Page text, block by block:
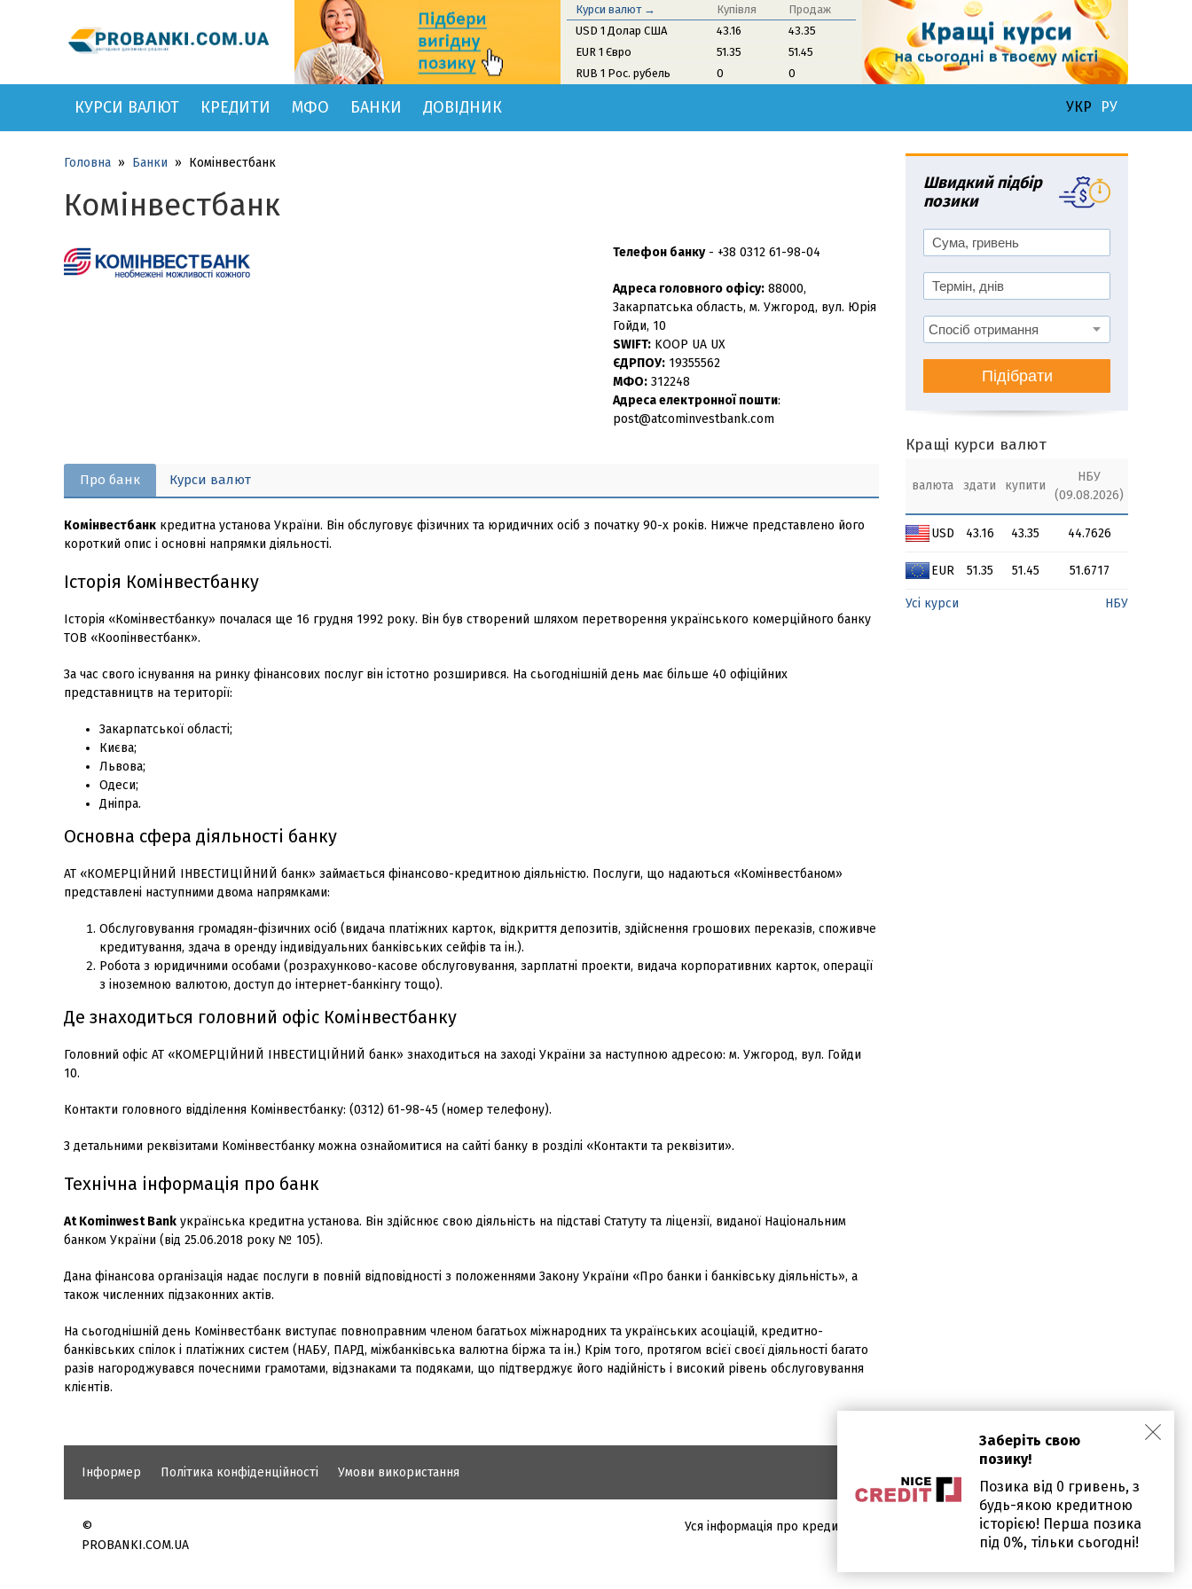
Курси валют → Купівля
Продаж
USD 1 Долар США
43.16
43.35
EUR 1 Євро
51.35
51.45
RUB 1 Рос. рубель
0 0
КУРСИ ВАЛЮТ КРЕДИТИ МФО БАНКИ ДОВІДНИК УКР РУ
Головна » Банки » Комінвестбанк
Комінвестбанк
Телефон банку- +38 0312 61-98-04
Адреса головного офісу: 88000,
Закарпатська область, м. Ужгород, вул. Юрія
Гойди, 10
SWIFT: KOOP UA UX
ЄДРПОУ: 19355562
МФО: 312248
Адреса електронної пошти:
post@atcominvestbank.com
Про банк Курси валют
Комінвестбанк кредитна установа України. Він обслуговує фізичних та юридичних осіб з початку 90-х років. Нижче представлено його
короткий опис і основні напрямки діяльності.
Історія Комінвестбанку
Історія «Комінвестбанку» почалася ще 16 грудня 1992 року. Він був створений шляхом перетворення українського комерційного банку
ТОВ «Коопінвестбанк».
За час свого існування на ринку фінансових послуг він істотно розширився. На сьогоднішній день має більше 40 офіційних
представництв на території:
Закарпатської області;
Києва;
Львова;
Одеси;
Дніпра.
Основна сфера діяльності банку
АТ «КОМЕРЦІЙНИЙ ІНВЕСТИЦІЙНИЙ банк» займається фінансово-кредитною діяльністю. Послуги, що надаються «Комінвестбаном»
представлені наступними двома напрямками:
Обслуговування громадян-фізичних осіб (видача платіжних карток, відкриття депозитів, здійснення грошових переказів, споживче
кредитування, здача в оренду індивідуальних банківських сейфів та ін.).
Робота з юридичними особами (розрахунково-касове обслуговування, зарплатні проекти, видача корпоративних карток, операції
з іноземною валютою, доступ до інтернет-банкінгу тощо).
Де знаходиться головний офіс Комінвестбанку
Головний офіс АТ «КОМЕРЦІЙНИЙ ІНВЕСТИЦІЙНИЙ банк» знаходиться на заході України за наступною адресою: м. Ужгород, вул. Гойди
10.
Контакти головного відділення Комінвестбанку: (0312) 61-98-45 (номер телефону).
З детальними реквізитами Комінвестбанку можна ознайомитися на сайті банку в розділі «Контакти та реквізити».
Технічна інформація про банк
At Kominwest Bank українська кредитна установа. Він здійснює свою діяльність на підставі Статуту та ліцензії, виданої Національним
банком України (від 25.06.2018 року № 105).
Дана фінансова організація надає послуги в повній відповідності з положеннями Закону України «Про банки і банківську діяльність», а
також численних підзаконних актів.
На сьогоднішній день Комінвестбанк виступає повноправним членом багатьох міжнародних та українських асоціацій, кредитно-
банківських спілок і платіжних систем (НАБУ, ПАРД, міжбанківська валютна біржа та ін.) Крім того, протягом всієї своєї діяльності багато
разів нагороджувався почесними грамотами, відзнаками та подяками, що підтверджує його надійність і високий рівень обслуговування
клієнтів.
Швидкий підбір
позики
Підібрати
Кращі курси валют
валюта здати купити
НБУ
(09.08.2026)
USD 43.16 43.35 44.7626
EUR 51.35 51.45 51.6717
Усі курси НБУ
Інформер Політика конфіденційності Умови використання
©
PROBANKI.COM.UA
Уся інформація про кредити і позики надана в ознайомлювальних цілях.
Заберіть свою
позику!
Позика від 0 гривень, з
будь-якою кредитною
історією! Перша позика
під 0%, тільки сьогодні!